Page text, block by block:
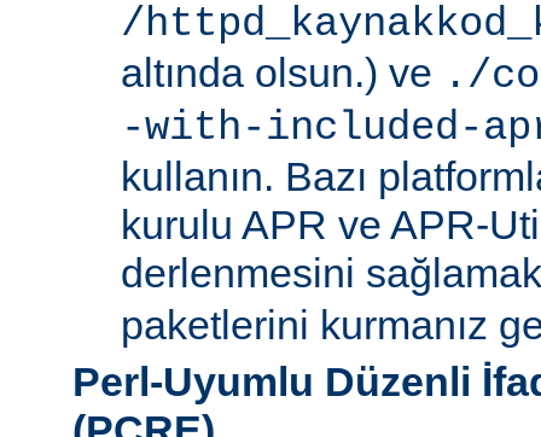
/
altında olsun.) ve ./
-with-included-
kullanın. Bazı
kurulu APR ve APR-
derlenmesini
paketlerini kurmanız
Perl-Uyumlu Düzenli